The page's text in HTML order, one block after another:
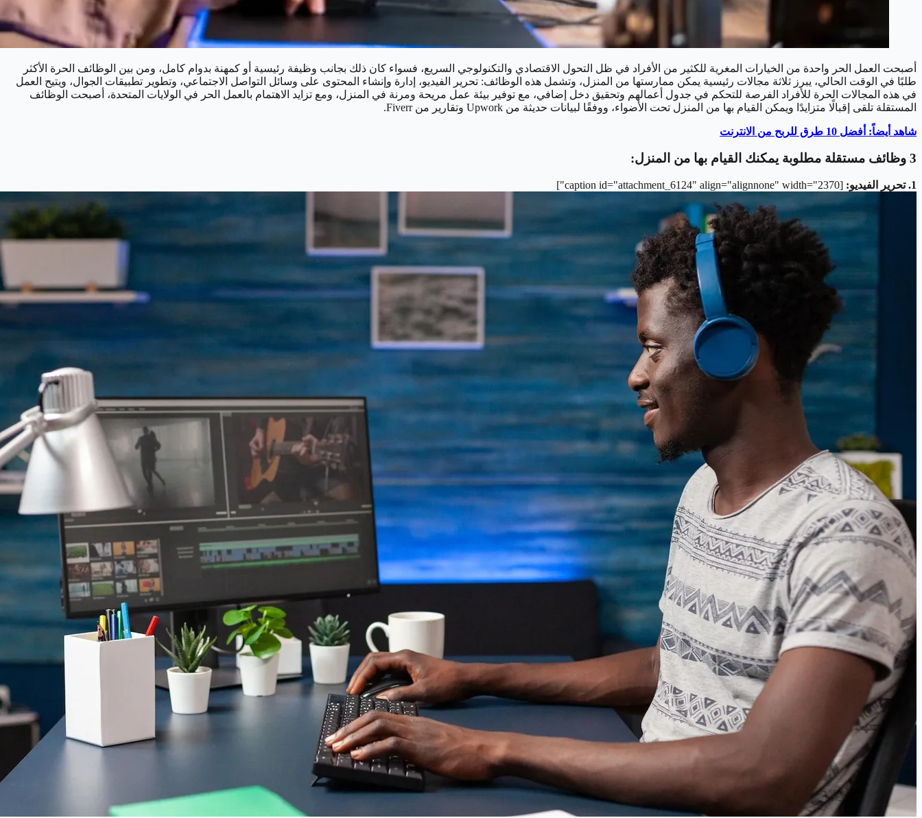
أصبحت العمل الحر واحدة من الخيارات المغرية للكثير من الأفراد في ظل التحول الاقتصادي والتكنولوجي السريع، فسواء كان ذلك بجانب وظيفة رئيسية أو كمهنة بدوام كامل، ومن بين الوظائف الحرة الأكثر
طلبًا في الوقت الحالي، يبرز ثلاثة مجالات رئيسية يمكن ممارستها من المنزل، وتشمل هذه الوظائف: تحرير الفيديو، إدارة وإنشاء المحتوى على وسائل التواصل الاجتماعي، وتطوير تطبيقات الجوال، ويتيح العمل
في هذه المجالات الحرة للأفراد الفرصة للتحكم في جدول أعمالهم وتحقيق دخل إضافي، مع توفير بيئة عمل مريحة ومرنة في المنزل، ومع تزايد الاهتمام بالعمل الحر في الولايات المتحدة، أصبحت الوظائف
المستقلة تلقى إقبالًا متزايدًا ويمكن القيام بها من المنزل تحت الأضواء، ووفقًا لبيانات حديثة من Upwork وتقارير من Fiverr.
شاهد أيضاً: أفضل 10 طرق للربح من الانترنت
3 وظائف مستقلة مطلوبة يمكنك القيام بها من المنزل:
1. تحرير الفيديو: [caption id="attachment_6124" align="alignnone" width="2370"]